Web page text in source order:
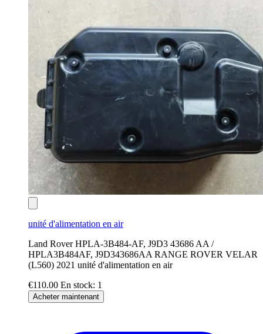
unité d'alimentation en air
Land Rover HPLA-3B484-AF, J9D3 43686 AA /
HPLA3B484AF, J9D343686AA RANGE ROVER VELAR
(L560) 2021 unité d'alimentation en air
€110.00 En stock: 1
Acheter maintenant